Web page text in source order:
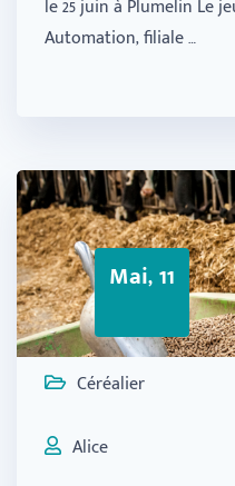
le 25 juin à Plumelin Le
Automation, filiale …
Mai, 11
Céréalier
Alice